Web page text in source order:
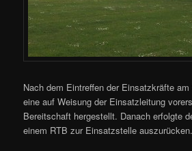
Nach dem Eintreffen der Einsatzkräfte
eine auf Weisung der Einsatzleitung
Bereitschaft hergestellt. Danach erfolgte
einem RTB zur Einsatzstelle auszurücken.